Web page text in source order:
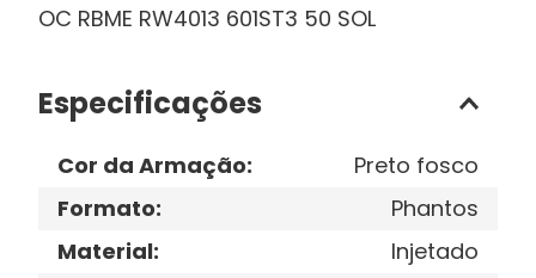
OC RBME RW4013 601ST3 50 SOL
Especificações
Cor da Armação:
Preto fosco
Formato:
Phantos
Material:
Injetado